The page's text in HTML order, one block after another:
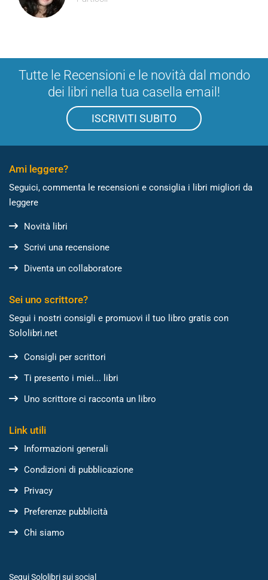
Tutte le Recensioni e le novità dal mondo
dei libri nella tua casella email!
ISCRIVITI SUBITO
Ami leggere?
Seguici, commenta le recensioni e consiglia i libri migliori da
leggere
Novità libri
Scrivi una recensione
Diventa un collaboratore
Sei uno scrittore?
Segui i nostri consigli e promuovi il tuo libro gratis con
Sololibri.net
Consigli per scrittori
Ti presento i miei... libri
Uno scrittore ci racconta un libro
Link utili
Informazioni generali
Condizioni di pubblicazione
Privacy
Preferenze pubblicità
Chi siamo
Segui Sololibri sui social